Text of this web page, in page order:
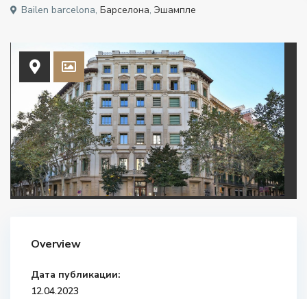
Bailen barcelona,Барселона,Эшампле
Overview
Дата публикации:
12.04.2023